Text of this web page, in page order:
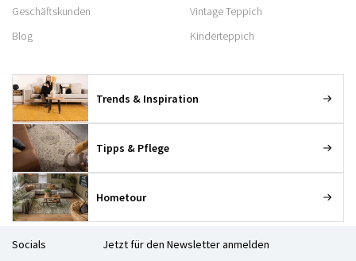
Geschäftskunden
Blog
Vintage Teppich
Kinderteppich
Trends & Inspiration
Tipps & Pflege
Hometour
Socials Jetzt für den Newsletter anmelden